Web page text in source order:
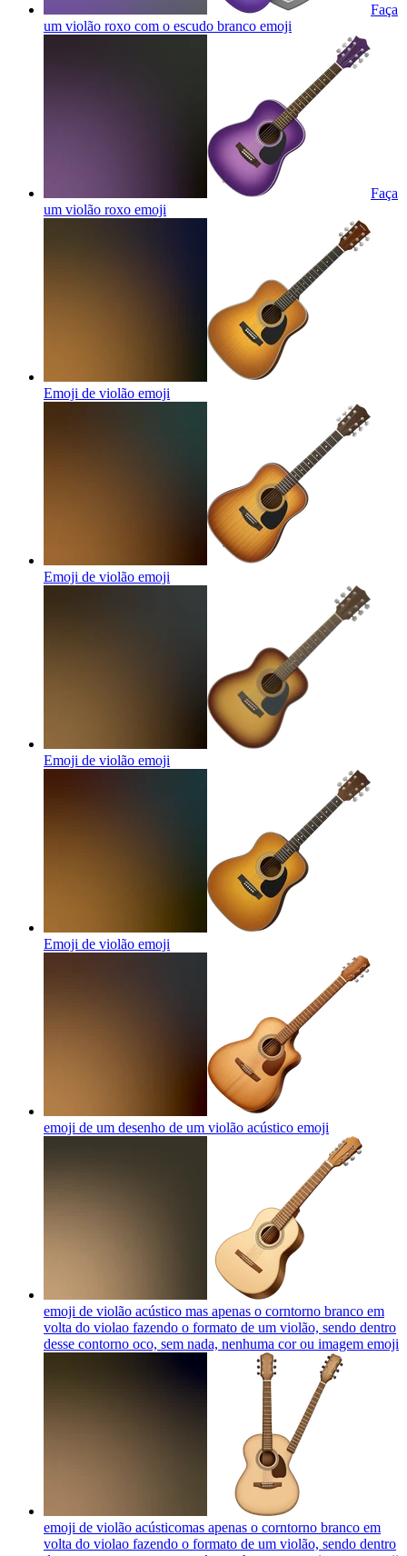
Faça
um violão roxo com o escudo branco emoji
Faça
um violão roxo emoji
Emoji de violão emoji
Emoji de violão emoji
Emoji de violão emoji
Emoji de violão emoji
emoji de um desenho de um violão acústico emoji
emoji de violão acústico mas apenas o corntorno branco em
volta do violao fazendo o formato de um violão, sendo dentro
desse contorno oco, sem nada, nenhuma cor ou imagem emoji
emoji de violão acústicomas apenas o corntorno branco em
volta do violao fazendo o formato de um violão, sendo dentro